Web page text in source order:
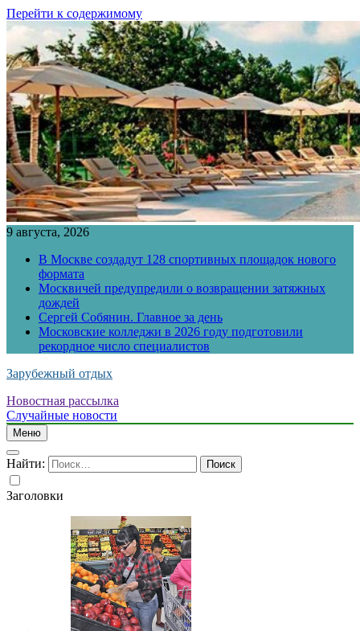
Перейти к содержимому
9 августа, 2026
В Москве создадут 128 спортивных площадок нового
формата
Москвичей предупредили о возвращении затяжных
дождей
Сергей Собянин. Главное за день
Московские колледжи в 2026 году подготовили
рекордное число специалистов
Зарубежный отдых
Новостная рассылка
Случайные новости
Меню
Найти:
Заголовки